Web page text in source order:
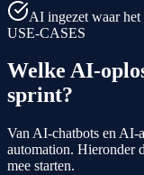
AI ingezet waar het
USE-CASES
Welke AI-
sprint?
Van AI-chatbots en AI-
automation. Hieronder
mee starten.